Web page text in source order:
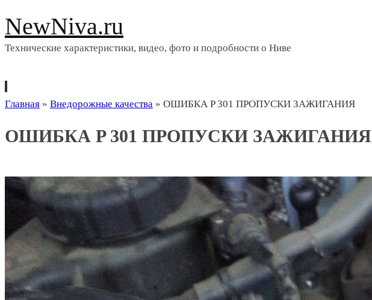
NewNiva.ru
Технические характеристики, видео, фото и подробности о Ниве
Перейти
содержимому
Главная » Внедорожные качества » ОШИБКА P 301 ПРОПУСКИ ЗАЖИГАНИЯ
ОШИБКА P 301 ПРОПУСКИ ЗАЖИГАНИЯ